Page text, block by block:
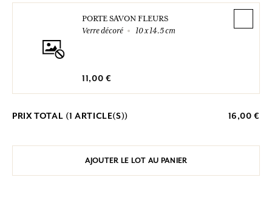
PORTE SAVON FLEURS
Verre décoré
10 x 14.5 cm
11,00 €
PRIX TOTAL (1 ARTICLE(S)) 16,00 €
AJOUTER LE LOT AU PANIER